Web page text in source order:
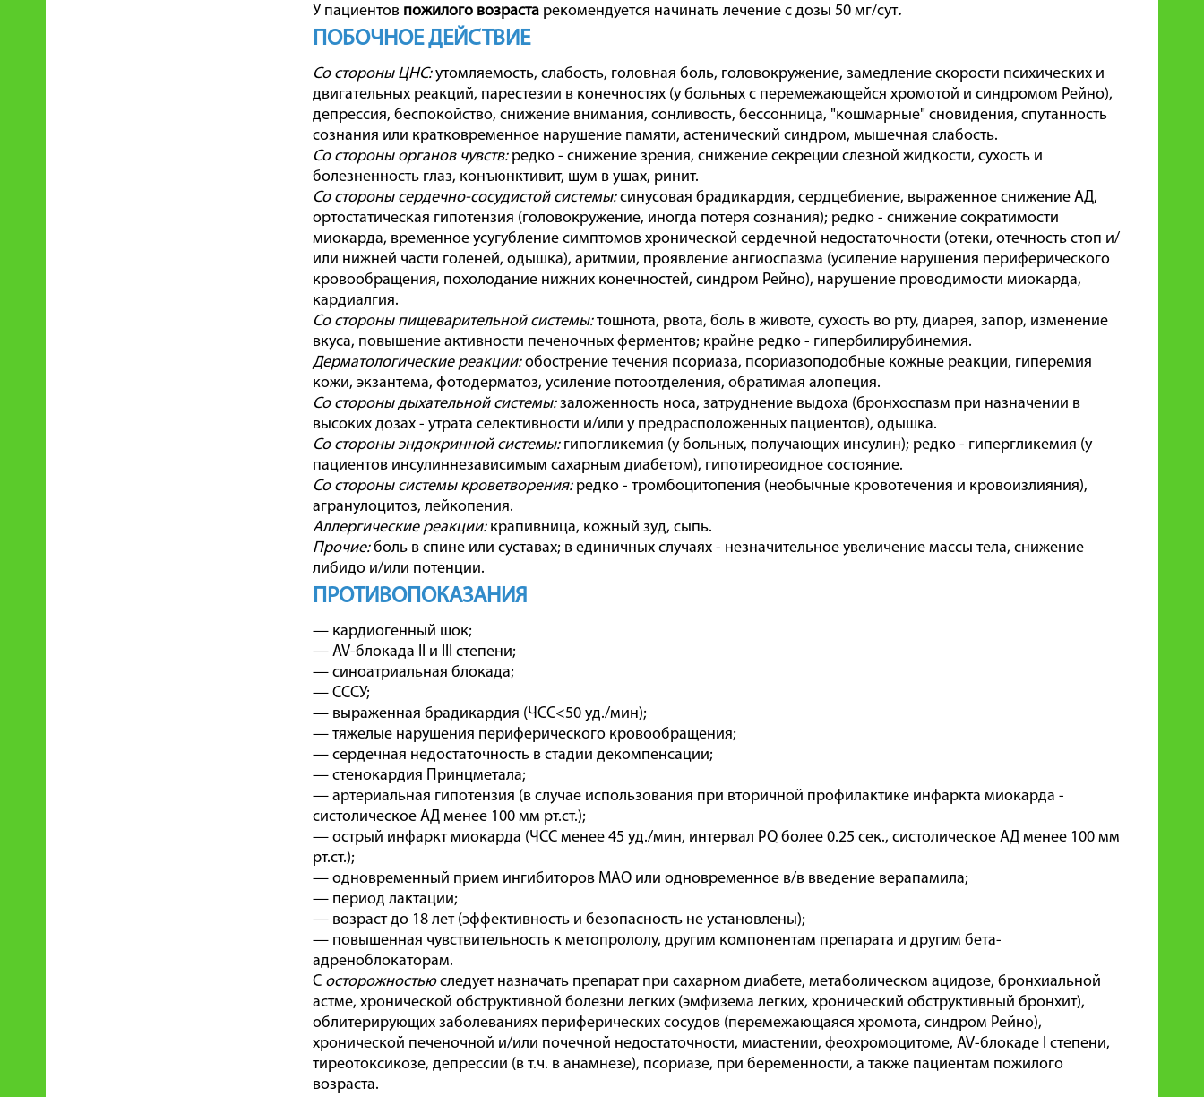
У пациентов пожилого возраста рекомендуется начинать лечение с дозы 50 мг/сут.
ПОБОЧНОЕ ДЕЙСТВИЕ
Со стороны ЦНС:утомляемость, слабость, головная боль, головокружение, замедление скорости психических и
двигательных реакций, парестезии в конечностях (у больных с перемежающейся хромотой и синдромом Рейно),
депрессия, беспокойство, снижение внимания, сонливость, бессонница, "кошмарные" сновидения, спутанность
сознания или кратковременное нарушение памяти, астенический синдром, мышечная слабость.
Со стороны органов чувств:редко - снижение зрения, снижение секреции слезной жидкости, сухость и
болезненность глаз, конъюнктивит, шум в ушах, ринит.
Со стороны сердечно-сосудистой системы:синусовая брадикардия, сердцебиение, выраженное снижение АД,
ортостатическая гипотензия (головокружение, иногда потеря сознания); редко - снижение сократимости
миокарда, временное усугубление симптомов хронической сердечной недостаточности (отеки, отечность стоп и/
или нижней части голеней, одышка), аритмии, проявление ангиоспазма (усиление нарушения периферического
кровообращения, похолодание нижних конечностей, синдром Рейно), нарушение проводимости миокарда,
кардиалгия.
Со стороны пищеварительной системы:тошнота, рвота, боль в животе, сухость во рту, диарея, запор, изменение
вкуса, повышение активности печеночных ферментов; крайне редко - гипербилирубинемия.
Дерматологические реакции:обострение течения псориаза, псориазоподобные кожные реакции, гиперемия
кожи, экзантема, фотодерматоз, усиление потоотделения, обратимая алопеция.
Со стороны дыхательной системы:заложенность носа, затруднение выдоха (бронхоспазм при назначении в
высоких дозах - утрата селективности и/или у предрасположенных пациентов), одышка.
Со стороны эндокринной системы:гипогликемия (у больных, получающих инсулин); редко - гипергликемия (у
пациентов инсулиннезависимым сахарным диабетом), гипотиреоидное состояние.
Со стороны системы кроветворения:редко - тромбоцитопения (необычные кровотечения и кровоизлияния),
агранулоцитоз, лейкопения.
Аллергические реакции:крапивница, кожный зуд, сыпь.
Прочие:боль в спине или суставах; в единичных случаях - незначительное увеличение массы тела, снижение
либидо и/или потенции.
ПРОТИВОПОКАЗАНИЯ
— кардиогенный шок;
— AV-блокада II и III степени;
— синоатриальная блокада;
— СССУ;
— выраженная брадикардия (ЧСС<50 уд./мин);
— тяжелые нарушения периферического кровообращения;
— сердечная недостаточность в стадии декомпенсации;
— стенокардия Принцметала;
— артериальная гипотензия (в случае использования при вторичной профилактике инфаркта миокарда -
систолическое АД менее 100 мм рт.ст.);
— острый инфаркт миокарда (ЧСС менее 45 уд./мин, интервал PQ более 0.25 сек., систолическое АД менее 100 мм
рт.ст.);
— одновременный прием ингибиторов МАО или одновременное в/в введение верапамила;
— период лактации;
— возраст до 18 лет (эффективность и безопасность не установлены);
— повышенная чувствительность к метопрололу, другим компонентам препарата и другим бета-
адреноблокаторам.
С осторожностьюследует назначать препарат при сахарном диабете, метаболическом ацидозе, бронхиальной
астме, хронической обструктивной болезни легких (эмфизема легких, хронический обструктивный бронхит),
облитерирующих заболеваниях периферических сосудов (перемежающаяся хромота, синдром Рейно),
хронической печеночной и/или почечной недостаточности, миастении, феохромоцитоме, AV-блокаде I степени,
тиреотоксикозе, депрессии (в т.ч. в анамнезе), псориазе, при беременности, а также пациентам пожилого
возраста.